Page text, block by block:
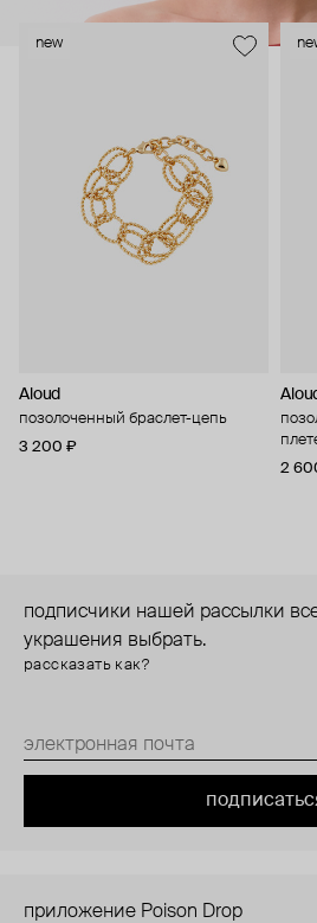
new
Aloud
позолоченный браслет-цепь
3 200 ₽
2
подписчики нашей рассылки
украшения выбрать.
рассказать как?
приложение Poison Drop